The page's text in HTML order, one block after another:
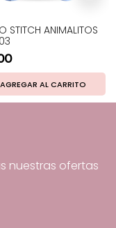
STITCH ANIMALITOS
AGREGAR AL CARRITO
nuestras ofertas